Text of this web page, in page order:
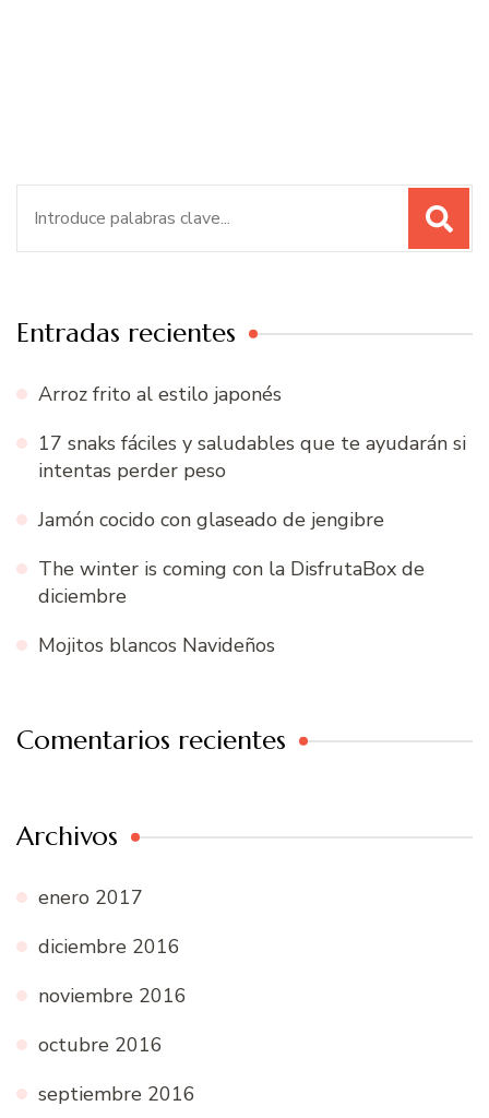
Entradas recientes
Arroz frito al estilo japonés
17 snaks fáciles y saludables que te ayudarán si
intentas perder peso
Jamón cocido con glaseado de jengibre
The winter is coming con la DisfrutaBox de
diciembre
Mojitos blancos Navideños
Comentarios recientes
Archivos
enero 2017
diciembre 2016
noviembre 2016
octubre 2016
septiembre 2016